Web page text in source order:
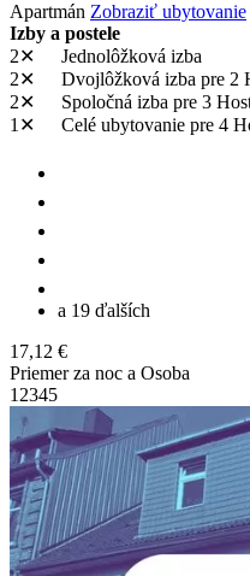
Apartmán Zobraziť ubytovanie
Izby a postele
2✕
Jednolôžková izba
2✕
Dvojlôžková izba pre 2
2✕
Spoločná izba pre 3
1✕
Celé ubytovanie pre 4
a 19 ďalších
17,12 €
Priemer za noc a Osoba
12345